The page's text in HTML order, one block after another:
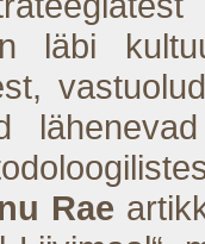
läbi
Rae